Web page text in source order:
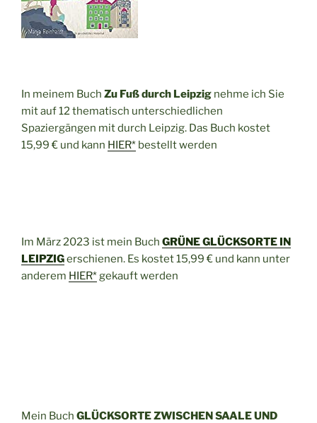
In meinem Buch Zu Fuß durch Leipzig nehme ich Sie
mit auf 12 thematisch unterschiedlichen
Spaziergängen mit durch Leipzig. Das Buch kostet
15,99 € und kann HIER* bestellt werden
Im März 2023 ist mein Buch GRÜNE GLÜCKSORTE IN
LEIPZIGerschienen. Es kostet 15,99 € und kann unter
anderem HIER*gekauft werden
Mein Buch GLÜCKSORTE ZWISCHEN SAALE UND